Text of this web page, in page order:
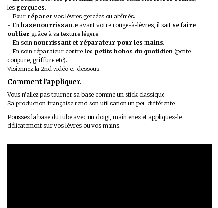
les gerçures.
- Pour réparer vos lèvres gercées ou abîmés.
- En base nourrissante avant votre rouge-à-lèvres, il sait se faire
oublier grâce à sa texture légère.
- En soin nourrissant et réparateur pour les mains.
- En soin réparateur contre les petits bobos du quotidien (petite
coupure, griffure etc).
Visionnez la 2nd vidéo ci-dessous.
Comment l'appliquer.
Vous n'allez pas tourner sa base comme un stick classique.
Sa production française rend son utilisation un peu différente :
Poussez la base du tube avec un doigt, maintenez et appliquez-le
délicatement sur vos lèvres ou vos mains.